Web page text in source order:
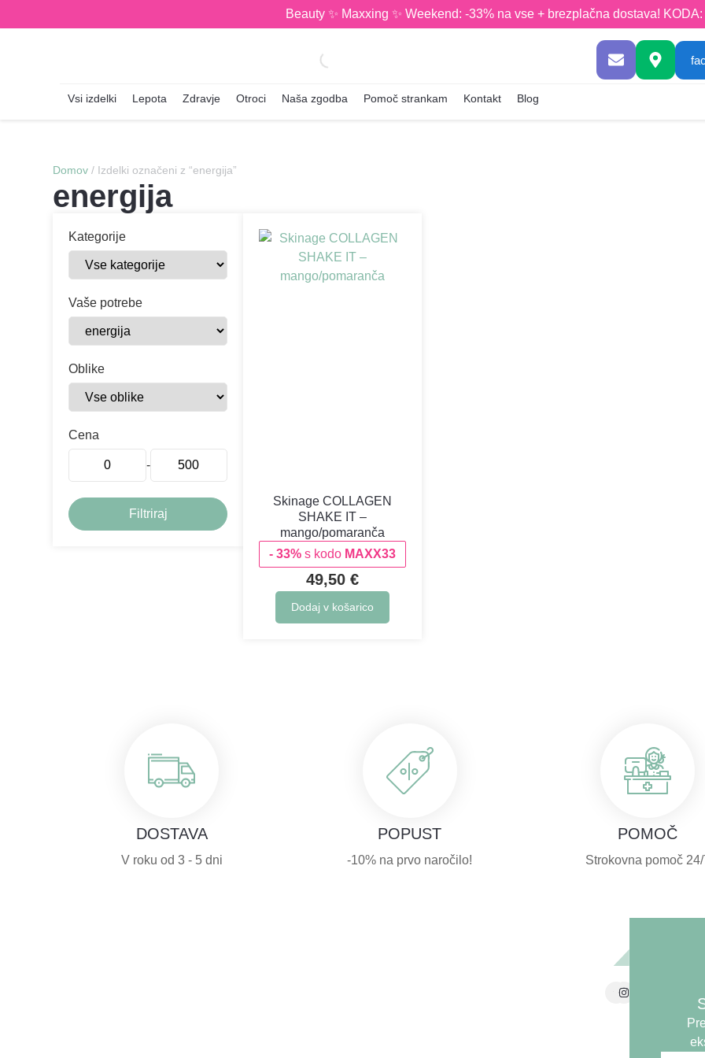
Beauty ✨ Maxxing ✨ Weekend: -33% na vse + brezplačna dostava!
Vsi izdelki Lepota Zdravje Otroci Naša zgodba Pomoč strankam Kontakt Blog
Domov / Izdelki označeni z “energija”
energija
Kategorije
Vaše potrebe
Oblike
Cena
-
Skinage COLLAGEN
SHAKE IT –
mango/pomaranča
- 33% s kodo MAXX33
49,50€
Dodaj v košarico
DOSTAVA
V roku od 3 - 5 dni
POPUST
-10% na prvo naročilo!
POMOČ
Strokovna pomoč 24/
Pogoji